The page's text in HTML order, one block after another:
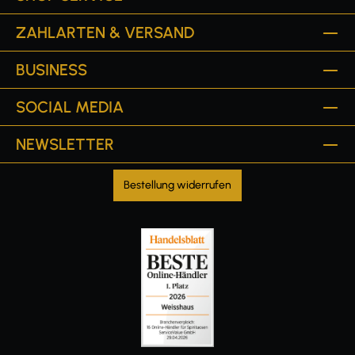
ZAHLARTEN & VERSAND
BUSINESS
SOCIAL MEDIA
NEWSLETTER
Bestellung widerrufen